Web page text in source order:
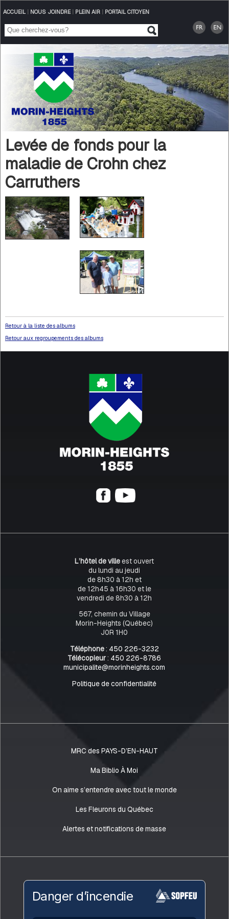
ACCUEIL| NOUS JOINDRE| PLEIN AIR| PORTAIL CITOYEN
Levée de fonds pour la
maladie de Crohn chez
Carruthers
Retour à la liste des albums
Retour aux regroupements des albums
L’hôtel de villeest ouvert
du lundi au jeudi
de 8h30 à 12h et
de 12h45 à 16h30 et le
vendredi de 8h30 à 12h
567, chemin du Village
Morin-Heights (Québec)
J0R 1H0
Téléphone: 450 226-3232
Télécopieur: 450 226-8786
municipalite@morinheights.com
Politique de confidentialité
MRC des PAYS-D’EN-HAUT
Ma Biblio À Moi
On aime s’entendre avec tout le monde
Les Fleurons du Québec
Alertes et notifications de masse
Danger d’incendie